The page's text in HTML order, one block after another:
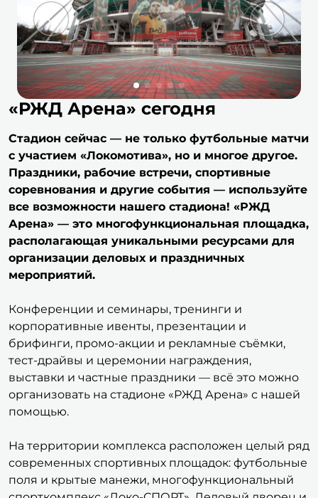
«РЖД Арена» сегодня
Стадион сейчас — не только футбольные матчи
с участием «Локомотива», но и многое другое.
Праздники, рабочие встречи, спортивные
соревнования и другие события — используйте
все возможности нашего стадиона! «РЖД
Арена» — это многофункциональная площадка,
располагающая уникальными ресурсами для
организации деловых и праздничных
мероприятий.
Конференции и семинары, тренинги и
корпоративные ивенты, презентации и
брифинги, промо-акции и рекламные съёмки,
тест-драйвы и церемонии награждения,
выставки и частные праздники — всё это можно
организовать на стадионе «РЖД Арена» с нашей
помощью.
На территории комплекса расположен целый ряд
современных спортивных площадок: футбольные
поля и крытые манежи, многофункциональный